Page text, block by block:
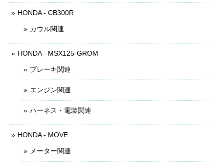
HONDA - CB300R
カウル関連
HONDA - MSX125-GROM
ブレーキ関連
エンジン関連
ハーネス・電装関連
HONDA - MOVE
メーター関連